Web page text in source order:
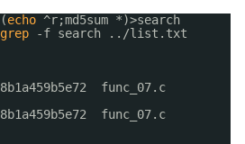
echo ^r;md5sum *)>search
grep -f search .. /list .txt
func_07.c
func_07.c